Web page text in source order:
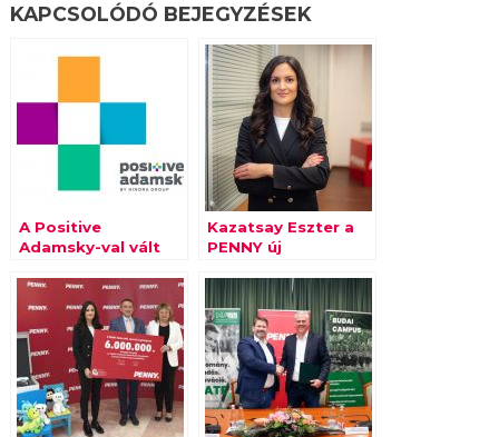
KAPCSOLÓDÓ BEJEGYZÉSEK
A Positive
Adamsky-val vált
NetPincér
Kazatsay Eszter a
PENNY új
vezetője